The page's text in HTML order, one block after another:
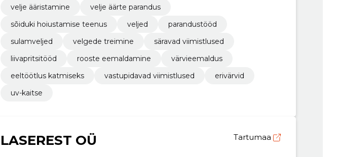
velje ääristamine
velje äärte parandus
sõiduki hoiustamise teenus
veljed
parandustööd
sulamveljed
velgede treimine
säravad viimistlused
liivapritsitööd
rooste eemaldamine
värvieemaldus
eeltöötlus katmiseks
vastupidavad viimistlused
erivärvid
uv-kaitse
LASEREST OÜ Tartumaa